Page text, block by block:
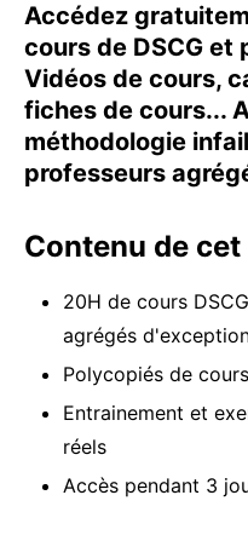
Accédez
cours de DSCG et
Vidéos de cours,
fiches de cours...
méthodologie
professeurs
Contenu de
20H de cours
agrégés
Polycopiés de
Entrainement et
réels
Accès pendant 3